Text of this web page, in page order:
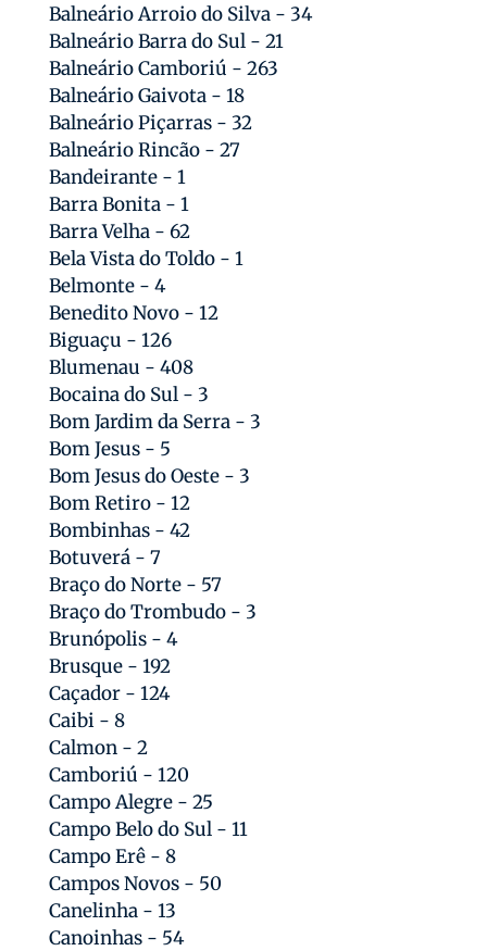
Balneário Arroio do Silva - 34
Balneário Barra do Sul - 21
Balneário Camboriú - 263
Balneário Gaivota - 18
Balneário Piçarras - 32
Balneário Rincão - 27
Bandeirante - 1
Barra Bonita - 1
Barra Velha - 62
Bela Vista do Toldo - 1
Belmonte - 4
Benedito Novo - 12
Biguaçu - 126
Blumenau - 408
Bocaina do Sul - 3
Bom Jardim da Serra - 3
Bom Jesus - 5
Bom Jesus do Oeste - 3
Bom Retiro - 12
Bombinhas - 42
Botuverá - 7
Braço do Norte - 57
Braço do Trombudo - 3
Brunópolis - 4
Brusque - 192
Caçador - 124
Caibi - 8
Calmon - 2
Camboriú - 120
Campo Alegre - 25
Campo Belo do Sul - 11
Campo Erê - 8
Campos Novos - 50
Canelinha - 13
Canoinhas - 54